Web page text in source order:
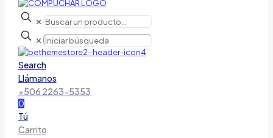
✕
✕
Search
Llámanos
+506 2263-5353
0
Tú
Carrito